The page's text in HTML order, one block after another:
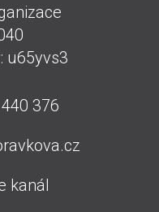
u65yvs3
376
kanál